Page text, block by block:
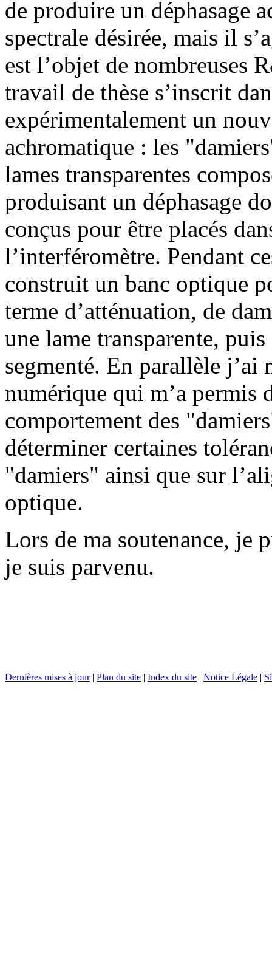
de produire un déphasage
spectrale désirée, mais il
est l’objet de nombreuses
travail de thèse s’inscrit
expérimentalement un
achromatique : les
lames transparentes
produisant un déphasage
conçus pour être placés
l’interféromètre. Pendant
construit un banc optique
terme d’atténuation, de
une lame transparente,
segmenté. En parallèle
numérique qui m’a permis
comportement des
déterminer certaines
"damiers" ainsi que sur
optique.
Lors de ma soutenance, je
je suis parvenu.
Dernières mises à jour| Plan du site | Index du site | Notice Légale |